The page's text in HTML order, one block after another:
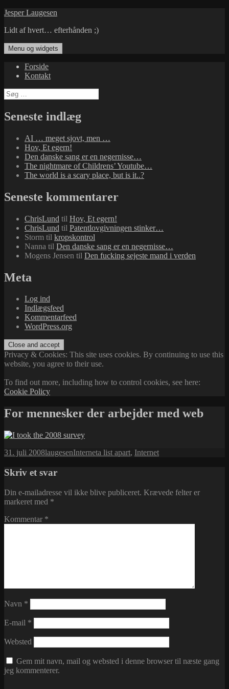
Hop
indhold
Jesper Laugesen
Lidt af hvert… efterhånden ;)
Menu og widgets
Forside
Kontakt
Søg
efter:
Seneste indlæg
AI … meget sjovt, men …
Hov, Et egern!
Den danske sang er en negernisse…
The nightmare of Childrens’ Youtube…
The world is a scary place, but is it..?
Seneste kommentarer
ChrisLund til Hov, Et egern!
ChrisLund til Patentlovgivningen stinker…
Storm til kropskontrol
Nanna til Den danske sang er en negernisse…
Mogens Jensen til Den fucking sejeste mand i verden
Meta
Log ind
Indlægsfeed
Kommentarfeed
WordPress.org
Privacy & Cookies: This site uses cookies. By continuing to use this
website, you agree to their use.
To find out more, including how to control cookies, see here:
Cookie Policy
For mennesker der arbejder med web
Udgivet
31. juli 2008Forfatter
laugesenKategorier
InternetTags
a list apart, Internet
Skriv et svar
Din e-mailadresse vil ikke blive publiceret. Krævede felter er
markeret med *
Kommentar *
Navn *
E-mail *
Websted
Gem mit navn, mail og websted i denne browser til næste gang
jeg kommenterer.